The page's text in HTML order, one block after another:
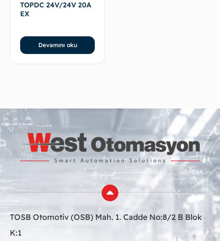
TOPDC 24V/24V 20A
EX
Devamını oku
TOSB Otomotiv (OSB) Mah. 1. Cadde No:8/2 B Blok
K:1